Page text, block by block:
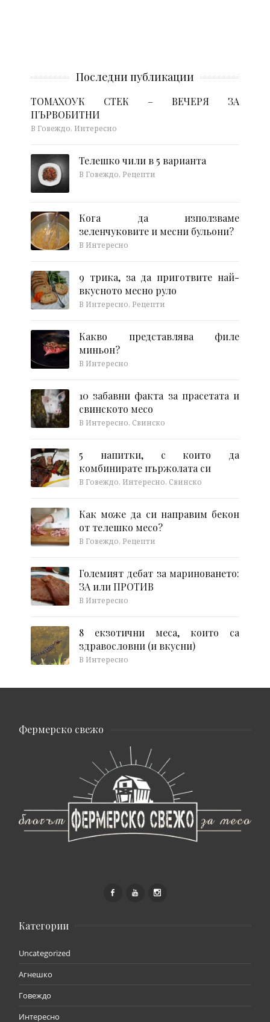
Последни публикации
ТОМАХОУК СТЕК – ВЕЧЕРЯ ЗА
ПЪРВОБИТНИ
В Говеждо, Интересно
Телешко чили в 5 варианта
В Говеждо, Рецепти
Кога да използваме
зеленчуковите и месни бульони?
В Интересно
9 трика, за да приготвите най-
вкусното месно руло
В Интересно, Рецепти
Какво представлява филе
миньон?
В Интересно
10 забавни факта за прасетата и
свинското месо
В Интересно, Свинско
5 напитки, с които да
комбинирате пържолата си
В Говеждо, Интересно, Свинско
Как може да си направим бекон
от телешко месо?
В Говеждо, Рецепти
Големият дебат за мариноването:
ЗА или ПРОТИВ
В Интересно
8 екзотични меса, които са
здравословни (и вкусни)
В Интересно
Фермерско свежо
Категории
Uncategorized
Агнешко
Говеждо
Интересно